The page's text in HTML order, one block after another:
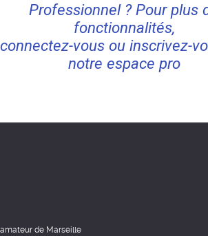
Professionnel ? Pour plus
fonctionnalités,
connectez-vous ou inscrivez-
notre espace pro
de Marseille